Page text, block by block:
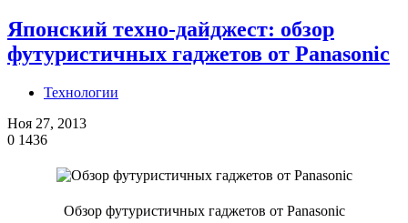
Японский техно-дайджест: обзор
футуристичных гаджетов от Panasonic
Технологии
Ноя 27, 2013
0 1436
Обзор футуристичных гаджетов от Panasonic